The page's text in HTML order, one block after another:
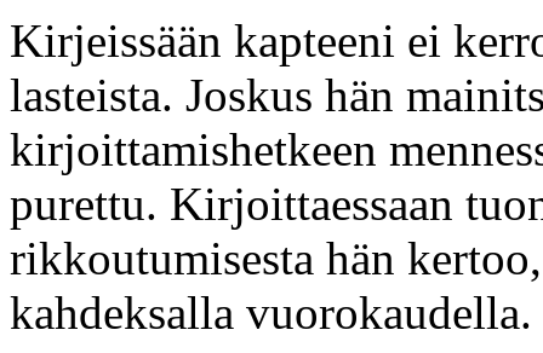
Kirjeissään kapteeni ei
lasteista. Joskus hän
kirjoittamishetkeen
purettu. Kirjoittaessaan
rikkoutumisesta hän
kahdeksalla vuorokaudella.